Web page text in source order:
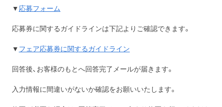
▼ 応募フォーム
応募券に関するガイドラインは下記よりご確認できます。
▼ フェア応募券に関するガイドライン
回答後、お客様のもとへ回答完了メールが届きます。
入力情報に間違いがないか確認をお願いいたします。